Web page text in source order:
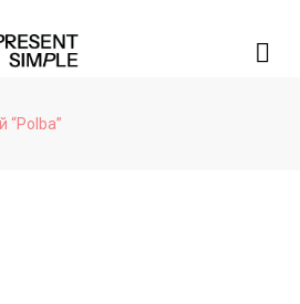
“Polba”